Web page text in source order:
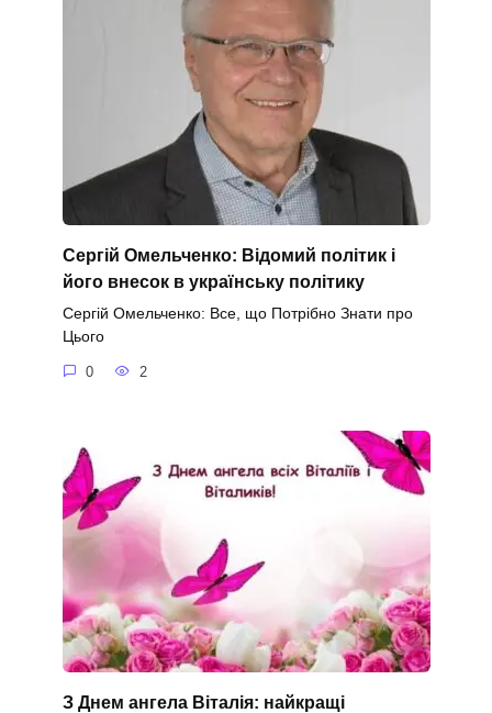
Сергій Омельченко: Відомий політик і
його внесок в українську політику
Сергій Омельченко: Все, що Потрібно Знати про
Цього
0 2
З Днем ангела Віталія: найкращі